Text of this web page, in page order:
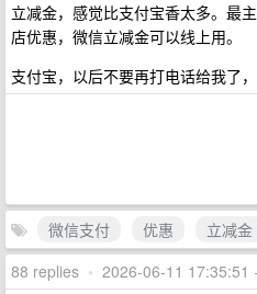
立减金，感觉比支付宝香太多。最
店优惠，微信立减金可以线上用。
支付宝，以后不要再打电话给我了
微信支付 优惠
立减金
88 replies • 2026-06-11 17:35:51